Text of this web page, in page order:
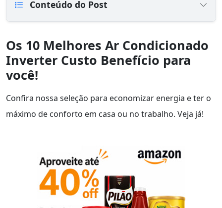
Conteúdo do Post
Os 10 Melhores Ar Condicionado
Inverter Custo Benefício para
você!
Confira nossa seleção para economizar energia e ter o
máximo de conforto em casa ou no trabalho. Veja já!